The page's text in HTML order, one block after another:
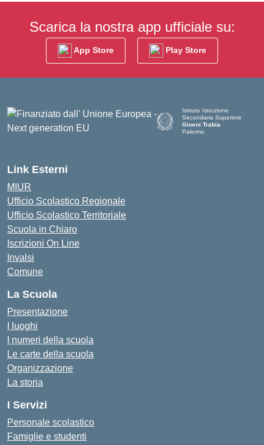
Scarica la nostra app ufficiale su:
App Store Play Store
Istituto Istruzione
Secondaria Superiore
Gioeni Trabia
Palermo
Link Esterni
MIUR
Ufficio Scolastico Regionale
Ufficio Scolastico Territoriale
Scuola in Chiaro
Iscrizioni On Line
Invalsi
Comune
La Scuola
Presentazione
I luoghi
I numeri della scuola
Le carte della scuola
Organizzazione
La storia
I Servizi
Personale scolastico
Famiglie e studenti